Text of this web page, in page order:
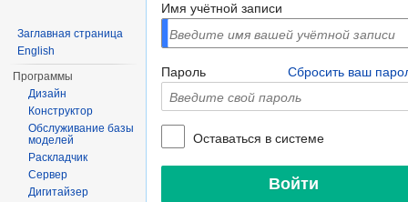
Имя учётной записи
Пароль Сбросить ваш
Оставаться в системе
Заглавная страница
English
Программы
Дизайн
Конструктор
Обслуживание базы
моделей
Раскладчик
Сервер
Дигитайзер